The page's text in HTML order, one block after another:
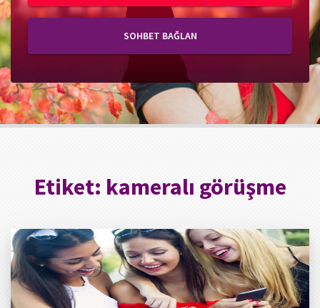
SOHBET BAĞLAN
Etiket: kameralı görüşme